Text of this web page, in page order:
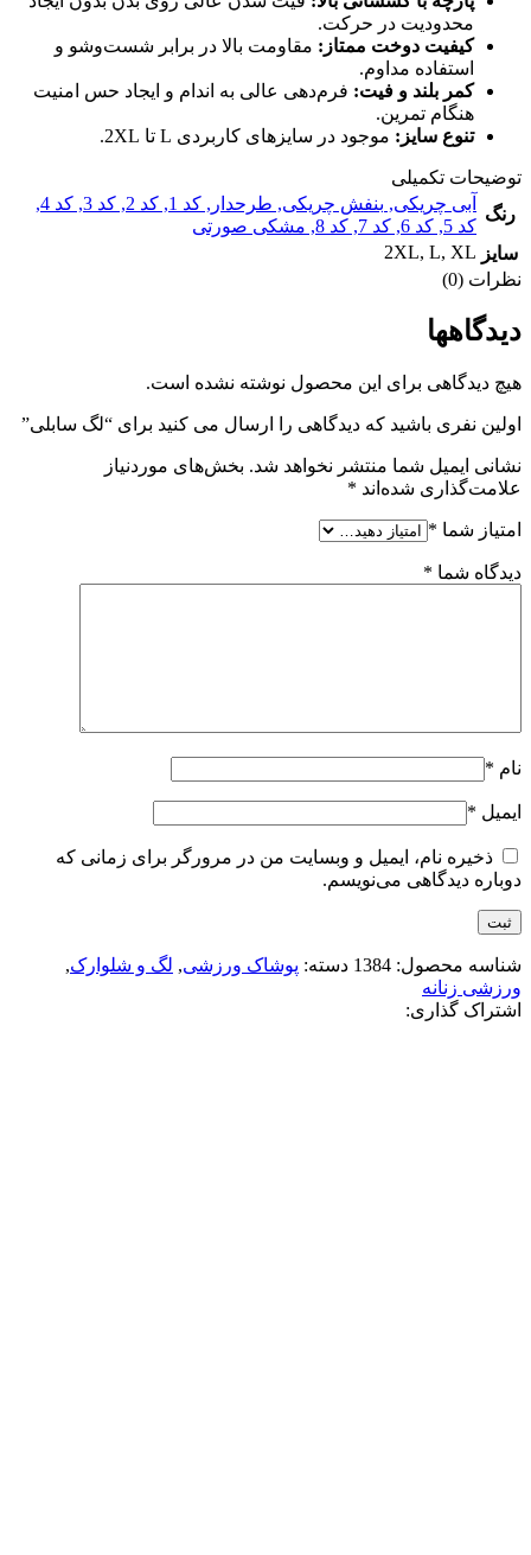
محدودیت در حرکت.
کیفیت دوخت ممتاز: مقاومت بالا در برابر شست‌وشو و
استفاده مداوم.
کمر بلند و فیت: فرم‌دهی عالی به اندام و ایجاد حس امنیت
هنگام تمرین.
تنوع سایز: موجود در سایزهای کاربردی L تا 2XL.
توضیحات تکمیلی
رنگ
آبی چریکی, بنفش چریکی, طرحدار , کد 1 , کد 2 , کد 3 , کد 4
,
کد 5
, کد 6 , کد 7 , کد 8 , مشکی صورتی
سایز
2XL, L, XL
نظرات (0)
دیدگاهها
هیچ دیدگاهی برای این محصول نوشته نشده است.
اولین نفری باشید که دیدگاهی را ارسال می کنید برای “لگ سابلی”
نشانی ایمیل شما منتشر نخواهد شد. بخش‌های موردنیاز
علامت‌گذاری شده‌اند *
امتیاز شما *
دیدگاه شما *
نام *
ایمیل *
ذخیره نام، ایمیل و وبسایت من در مرورگر برای زمانی که
دوباره دیدگاهی می‌نویسم.
شناسه محصول: 1384 دسته: پوشاک ورزشی, لگ و شلوارک,
ورزشی زنانه
اشتراک گذاری: